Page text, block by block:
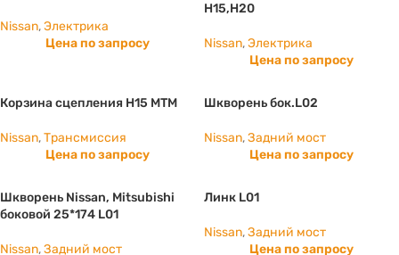
Nissan,Электрика
Цена по запросу
Н15,Н20
Nissan,Электрика
Цена по запросу
Корзина сцепления H15 МТМ
Nissan,Трансмиссия
Цена по запросу
Шкворень бок.L02
Nissan,Задний мост
Цена по запросу
Шкворень Nissan, Mitsubishi
боковой 25*174 L01
Nissan,Задний мост
Линк L01
Nissan,Задний мост
Цена по запросу